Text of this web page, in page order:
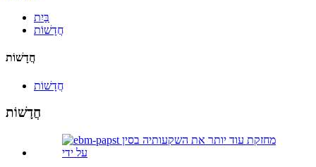
בַּיִת
חֲדָשׁוֹת
חֲדָשׁוֹת
חֲדָשׁוֹת
חֲדָשׁוֹת